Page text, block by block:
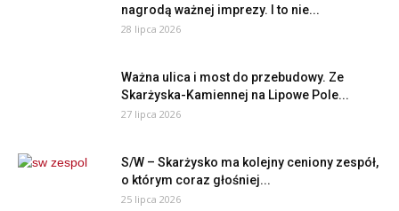
nagrodą ważnej imprezy. I to nie...
28 lipca 2026
Ważna ulica i most do przebudowy. Ze
Skarżyska-Kamiennej na Lipowe Pole...
27 lipca 2026
S/W – Skarżysko ma kolejny ceniony zespół,
o którym coraz głośniej...
25 lipca 2026